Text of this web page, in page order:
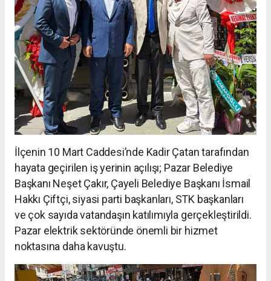
İlçenin 10 Mart Caddesi’nde Kadir Çatan tarafından
hayata geçirilen iş yerinin açılışı; Pazar Belediye
Başkanı Neşet Çakır, Çayeli Belediye Başkanı İsmail
Hakkı Çiftçi, siyasi parti başkanları, STK başkanları
ve çok sayıda vatandaşın katılımıyla gerçekleştirildi.
Pazar elektrik sektöründe önemli bir hizmet
noktasına daha kavuştu.